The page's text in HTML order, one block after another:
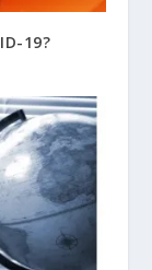
19?